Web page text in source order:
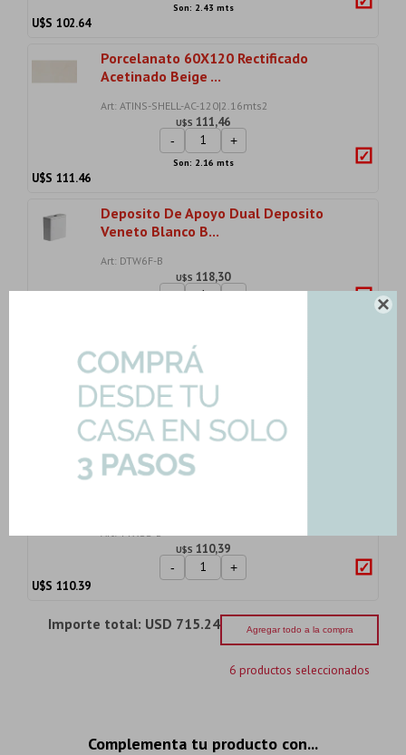

Son: 2.43 mts
U$S 102.64
Porcelanato 60X120 Rectificado
Acetinado Beige ...
Art: ATINS-SHELL-AC-120|2.16mts2
U$S 111,46
- +
Son: 2.16 mts
U$S 111.46
Deposito De Apoyo Dual Deposito
Veneto Blanco B...
Art: DTW6F-B
U$S 118,30
- +
Inodoro Largo Inodoro Para Mochila
Veneto Blanc...
Art: ITLMJ-B
201,25
- +
U$S 110,39
- +
U$S 110.39
Importe total: USD 715.24 Agregar todo a la compra
6 productos seleccionados
Complementa tu producto con...